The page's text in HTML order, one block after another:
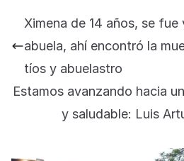
Ximena de 14 años, se fue
abuela, ahí encontró la
tíos y abuelastro
Estamos avanzando hacia
y saludable: Luis